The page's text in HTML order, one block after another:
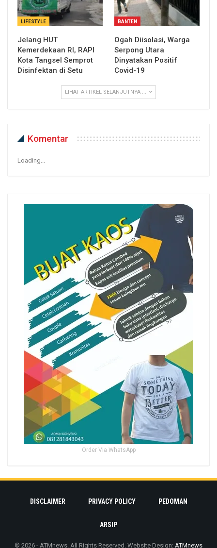
LIFESTYLE
Jelang HUT
Kemerdekaan RI, RAPI
Kota Tangsel Semprot
Disinfektan di Setu
BANTEN
Ogah Diisolasi, Warga
Serpong Utara
Dinyatakan Positif
Covid-19
LIHAT ARTIKEL SELANJUTNYA ...
Komentar
Loading...
Order Via WhatsApp
DISCLAIMER PRIVACY POLICY PEDOMAN
ARSIP
© 2026 - ATMnews. All Rights Reserved. Website Design: ATMnews